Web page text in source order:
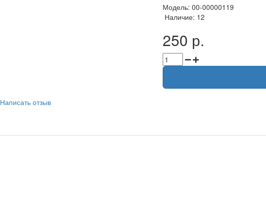
Модель: 00-00000119
Наличие: 12
250 р.
Написать отзыв